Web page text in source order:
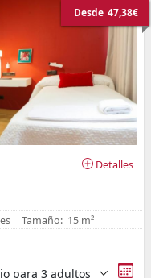
Desde 47,38€
Detalles
Tamaño: 15 m²
para 3 adultos